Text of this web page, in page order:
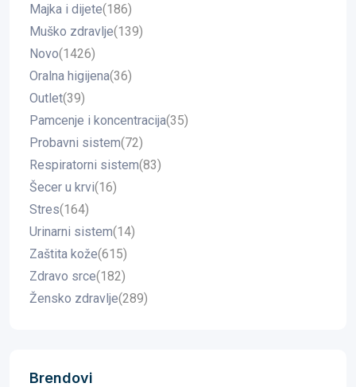
Majka i dijete(186)
Muško zdravlje(139)
Novo(1426)
Oralna higijena(36)
Outlet(39)
Pamcenje i koncentracija(35)
Probavni sistem(72)
Respiratorni sistem(83)
Šecer u krvi(16)
Stres(164)
Urinarni sistem(14)
Zaštita kože(615)
Zdravo srce(182)
Žensko zdravlje(289)
Brendovi